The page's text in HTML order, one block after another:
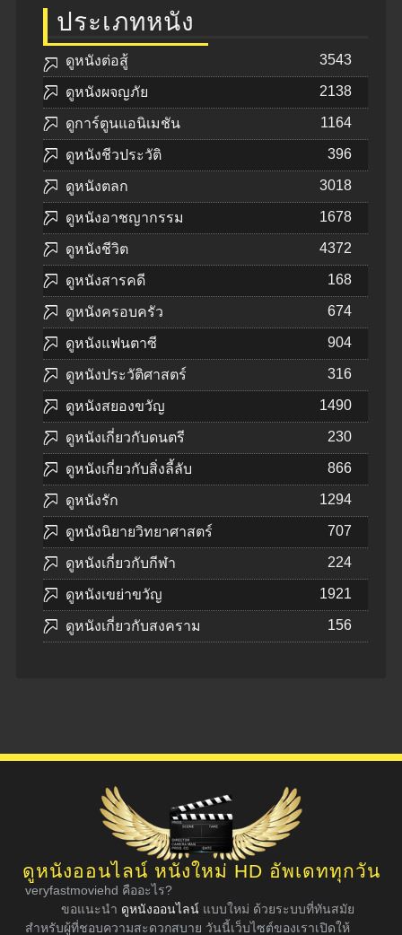
ประเภทหนัง
ดูหนังต่อสู้ 3543
ดูหนังผจญภัย 2138
ดูการ์ตูนแอนิเมชัน 1164
ดูหนังชีวประวัติ 396
ดูหนังตลก 3018
ดูหนังอาชญากรรม 1678
ดูหนังชีวิต 4372
ดูหนังสารคดี 168
ดูหนังครอบครัว 674
ดูหนังแฟนตาซี 904
ดูหนังประวัติศาสตร์ 316
ดูหนังสยองขวัญ 1490
ดูหนังเกี่ยวกับดนตรี 230
ดูหนังเกี่ยวกับสิ่งลี้ลับ 866
ดูหนังรัก 1294
ดูหนังนิยายวิทยาศาสตร์ 707
ดูหนังเกี่ยวกับกีฬา 224
ดูหนังเขย่าขวัญ 1921
ดูหนังเกี่ยวกับสงคราม 156
ดูหนังออนไลน์ หนังใหม่ HD อัพเดททุกวัน
veryfastmoviehd คืออะไร?
ขอแนะนำ ดูหนังออนไลน์ แบบใหม่ ด้วยระบบที่ทันสมัย
สำหรับผู้ที่ชอบความสะดวกสบาย วันนี้เว็บไซต์ของเราเปิดให้